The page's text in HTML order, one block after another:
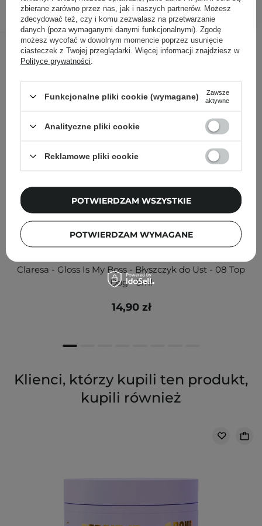
Inni klienci sprawdzali również
Claresa - Gloss Is My Boss - Błyszczyk do Ust - 08 Top
Dog - 5ml
14,90 zł
Klienci, którzy kupili ten produkt,
kupili również
zbierane zarówno przez nas, jak i naszych partnerów. Możesz
zdecydować też, czy i komu zezwalasz na przetwarzanie
danych (poza wymaganymi danymi funkcjonalnymi). Zgodę
możesz wycofać w dowolnym momencie poprzez usunięcie
ciasteczek z Twojej przeglądarki. Więcej informacji znajdziesz w
Polityce prywatności
Funkcjonalne pliki cookie (wymagane)
Zawsze
aktywne
Analityczne pliki cookie
Reklamowe pliki cookie
POTWIERDZAM WYMAGANE
POTWIERDZAM WSZYSTKIE